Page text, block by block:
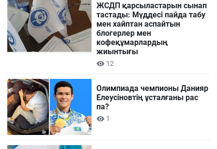
ЖСДП қарсыластарын сынап
тастады: Мүддесі пайда табу
мен хайптан аспайтын
блогерлер мен
кофеқұмарлардың
жиынтығы
12
Олимпиада чемпионы Данияр
Елеусіновтің ұсталғаны рас
па?
1